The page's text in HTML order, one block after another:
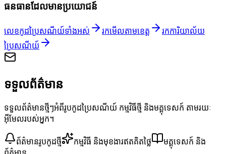
ធនធានដែលមានប្រយោជន៍
លេខកូដប្រៃសណីយ៍ទាំងអស់ រកមើលតាមខេត្ត
រកការិយាល័យ
ប្រៃសណីយ៍
ទទួលព័ត៌មាន
ទទួលព័ត៌មានថ្មីៗអំពីរូបកូដប្រៃសណីយ៍ កម្មវិធីថ្មី និងមគ្គុទេសក៍ តាមរយៈ
អ៊ីមែលរបស់អ្នក។
ព័ត៌មានរូបកូដថ្មី កម្មវិធី និងមុខងារឥតគិតថ្លៃ
មគ្គុទេសក៍ និង